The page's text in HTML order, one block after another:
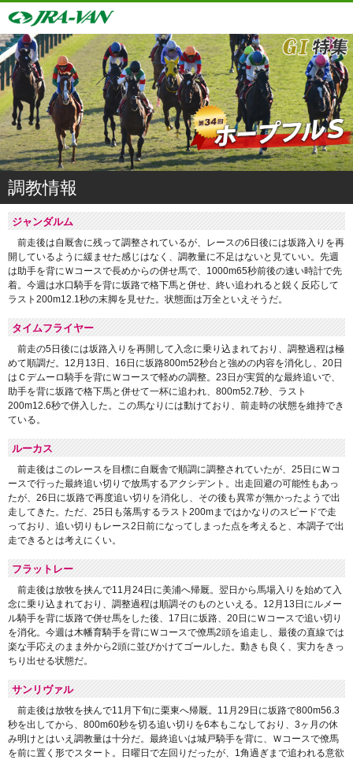
調教情報
ジャンダルム
前走後は自厩舎に残って調整されているが、レースの6日後には坂路入りを再
開しているように緩ませた感じはなく、調教量に不足はないと見ていい。先週
は助手を背にＷコースで長めからの併せ馬で、1000m65秒前後の速い時計で先
着。今週は水口騎手を背に坂路で格下馬と併せ、終い追われると鋭く反応して
ラスト200m12.1秒の末脚を見せた。状態面は万全といえそうだ。
タイムフライヤー
前走の5日後には坂路入りを再開して入念に乗り込まれており、調整過程は極
めて順調だ。12月13日、16日に坂路800m52秒台と強めの内容を消化し、20日
はＣデムーロ騎手を背にＷコースで軽めの調整。23日が実質的な最終追いで、
助手を背に坂路で格下馬と併せて一杯に追われ、800m52.7秒、ラスト
200m12.6秒で併入した。この馬なりには動けており、前走時の状態を維持でき
ている。
ルーカス
前走後はこのレースを目標に自厩舎で順調に調整されていたが、25日にＷコ
ースで行った最終追い切りで放馬するアクシデント。出走回避の可能性もあっ
たが、26日に坂路で再度追い切りを消化し、その後も異常が無かったようで出
走してきた。ただ、25日も落馬するラスト200mまではかなりのスピードで走
っており、追い切りもレース2日前になってしまった点を考えると、本調子で出
走できるとは考えにくい。
フラットレー
前走後は放牧を挟んで11月24日に美浦へ帰厩。翌日から馬場入りを始めて入
念に乗り込まれており、調整過程は順調そのものといえる。12月13日にルメー
ル騎手を背に坂路で併せ馬をした後、17日に坂路、20日にＷコースで追い切り
を消化。今週は木幡育騎手を背にＷコースで僚馬2頭を追走し、最後の直線では
楽な手応えのまま外から2頭に並びかけてゴールした。動きも良く、実力をきっ
ちり出せる状態だ。
サンリヴァル
前走後は放牧を挟んで11月下旬に栗東へ帰厩。11月29日に坂路で800m56.3
秒を出してから、800m60秒を切る追い切りを6本もこなしており、3ヶ月の休
み明けとはいえ調教量は十分だ。最終追いは城戸騎手を背に、Ｗコースで僚馬
を前に置く形でスタート。日曜日で左回りだったが、1角過ぎまで追われる意欲